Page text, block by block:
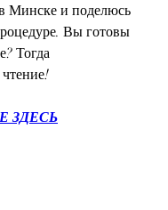
Минске и поделюсь
Вы готовы
Тогда
ЗДЕСЬ